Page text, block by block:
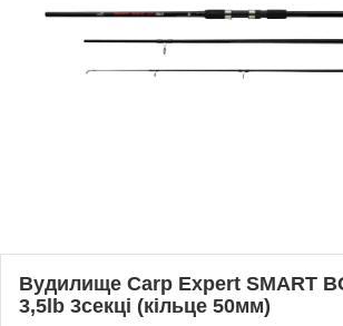
Вудилище Carp Expert SMART
3,5lb 3секці (кільце 50мм)